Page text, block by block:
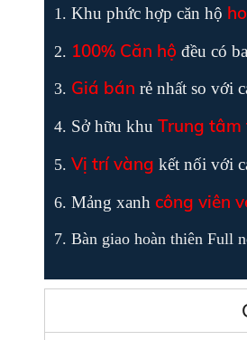
Khu phức hợp căn hộ
100% Căn hộ đều có
Giá bán rẻ nhất so với
Sở hữu khu Trung tâm
Vị trí vàng kết nối với
Mảng xanh công viên
Bàn giao hoàn thiên Full